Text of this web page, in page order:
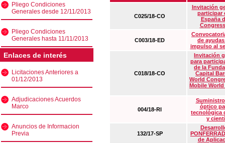
Pliego Condiciones
Generales desde 12/11/2013
Pliego Condiciones
Generales hasta 11/11/2013
Enlaces de interés
Licitaciones Anteriores a
01/12/2013
Adjudicaciones Acuerdos
Marco
Anuncios de Informacion
Previa
C025/18-CO
Invitación
participar
España
C003/18-ED
de
impulso al
C018/18-CO
Invitación
para
de la
Capital
World
Mobile
004/18-RI
óptico
tecnológica
y
132/17-SP
de